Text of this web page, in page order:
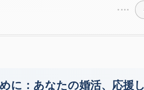
に：あなたの婚活、応援